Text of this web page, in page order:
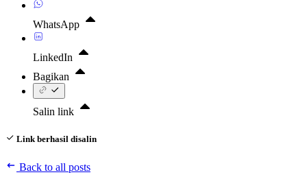
WhatsApp
LinkedIn
Bagikan
Salin link
Link berhasil disalin
Back to all posts